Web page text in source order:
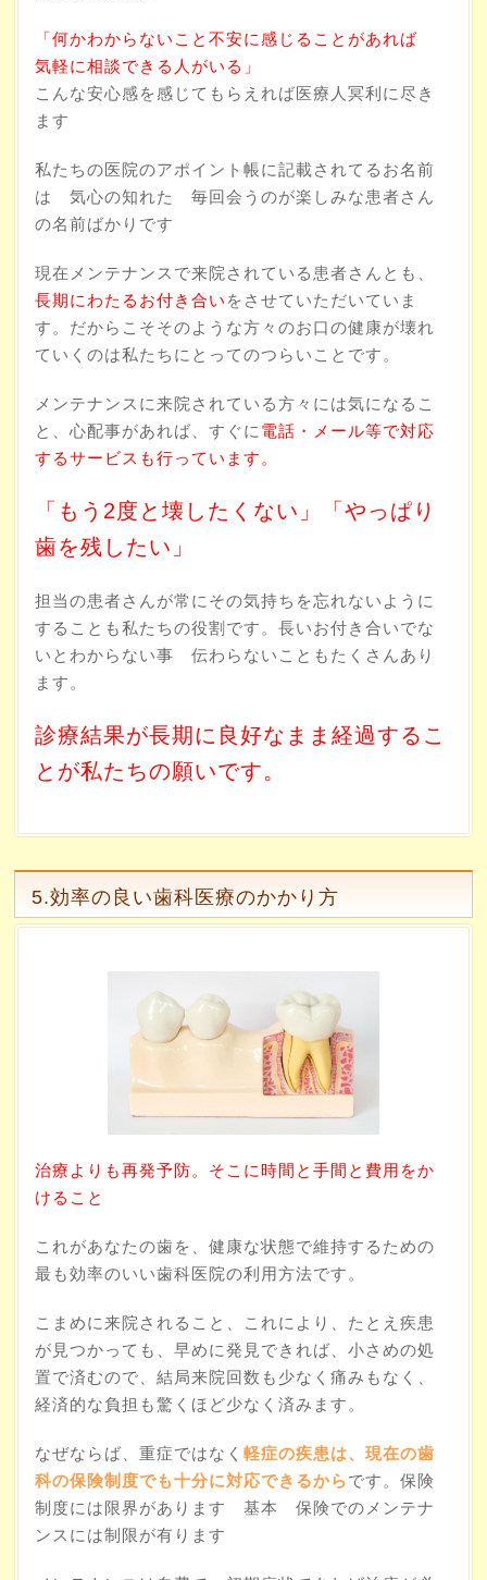
「何かわからないこと不安に感じることがあれば
気軽に相談できる人がいる」
こんな安心感を感じてもらえれば医療人冥利に尽き
ます
私たちの医院のアポイント帳に記載されてるお名前
は 気心の知れた 毎回会うのが楽しみな患者さん
の名前ばかりです
現在メンテナンスで来院されている患者さんとも、
長期にわたるお付き合い をさせていただいていま
す。だからこそそのような方々のお口の健康が壊れ
ていくのは私たちにとってのつらいことです。
メンテナンスに来院されている方々には気になるこ
と、心配事があれば、すぐに 電話・メール等で対応
するサービスも行っています。
「もう2度と壊したくない」「やっぱり
歯を残したい」
担当の患者さんが常にその気持ちを忘れないように
することも私たちの役割です。長いお付き合いでな
いとわからない事 伝わらないこともたくさんあり
ます。
診療結果が長期に良好なまま経過するこ
とが私たちの願いです。
5.効率の良い歯科医療のかかり方
治療よりも再発予防。そこに時間と手間と費用をか
けること
これがあなたの歯を、健康な状態で維持するための
最も効率のいい歯科医院の利用方法です。
こまめに来院されること、これにより、たとえ疾患
が見つかっても、早めに発見できれば、小さめの処
置で済むので、結局来院回数も少なく痛みもなく、
経済的な負担も驚くほど少なく済みます。
なぜならば、重症ではなく軽症の疾患は、現在の歯
科の保険制度でも十分に対応できるからです。保険
制度には限界があります 基本 保険でのメンテナ
ンスには制限が有ります